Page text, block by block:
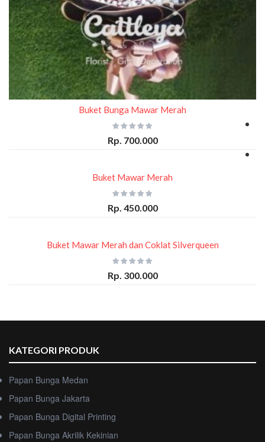
Buket Bunga Mawar Merah
Rp. 700.000
Buket Mawar Merah
Rp. 450.000
Buket Mawar Merah dan Coklat Silverqueen
Rp. 300.000
KATEGORI PRODUK
Papan Bunga Medan
Papan Bunga Jakarta
Papan Bunga Digital Printing
Papan Bunga Akrilik Kekinian